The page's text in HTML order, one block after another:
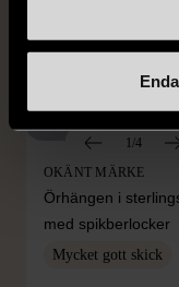
1/4
OKÄNT MÄRKE
Örhängen i
med spikberlocker
Mycket gott skick